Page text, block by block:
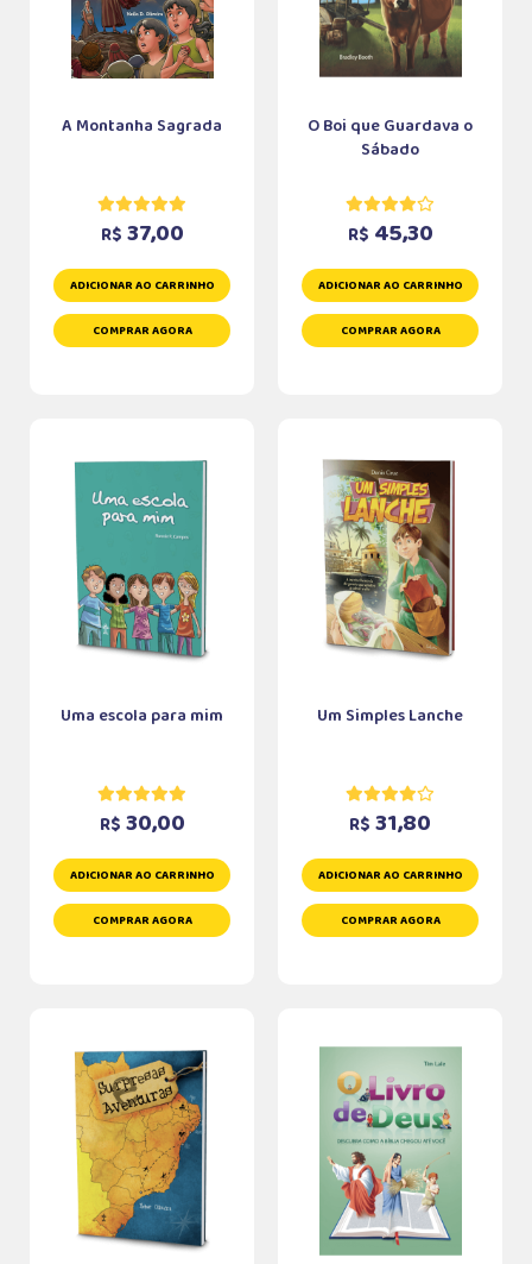
A Montanha Sagrada
R$ 37,00
ADICIONAR AO CARRINHO
COMPRAR AGORA
O Boi que Guardava o
Sábado
R$ 45,30
ADICIONAR AO CARRINHO
COMPRAR AGORA
Uma escola para mim
R$ 30,00
ADICIONAR AO CARRINHO
COMPRAR AGORA
Um Simples Lanche
R$ 31,80
ADICIONAR AO CARRINHO
COMPRAR AGORA